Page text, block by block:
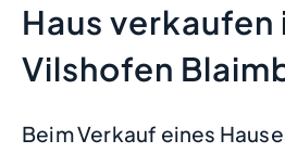
Haus verkaufen
Vilshofen
Beim Verkauf eines